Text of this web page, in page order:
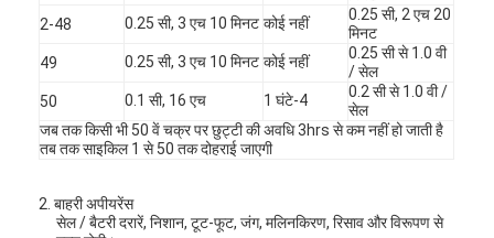
आपातकालीन प्रकाश बैटरी
ली Mno2 बैटरी
ली Socl2 बैटरी
2-48
0.25 सी, 3 एच 10 मिनट कोई नहीं
0.25 सी, 2 एच 20
मिनट
49
0.25 सी, 3 एच 10 मिनट कोई नहीं
0.25 सी से 1.0 वी
/ सेल
50
0.1 सी, 16 एच 1 घंटे-4
0.2 सी से 1.0 वी /
सेल
जब तक किसी भी 50 वें चक्र पर छुट्टी की अवधि 3hrs से कम नहीं हो जाती है
तब तक साइकिल 1 से 50 तक दोहराई जाएगी
2. बाहरी अपीयरेंस
सेल / बैटरी दरारें, निशान, टूट-फूट, जंग, मलिनकिरण, रिसाव और विरूपण से